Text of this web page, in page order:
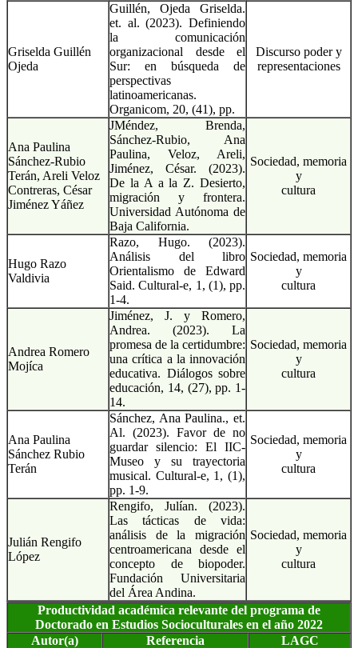
Griselda Guillén
Ojeda
Guillén, Ojeda Griselda.
et. al. (2023). Definiendo
la comunicación
organizacional desde el
Sur: en búsqueda de
perspectivas
latinoamericanas.
Organicom, 20, (41), pp.
Discurso poder y
representaciones
Ana Paulina
Sánchez-Rubio
Terán, Areli Veloz
Contreras, César
Jiménez Yáñez
JMéndez, Brenda,
Sánchez-Rubio, Ana
Paulina, Veloz, Areli,
Jiménez, César. (2023).
De la A a la Z. Desierto,
migración y frontera.
Universidad Autónoma de
Baja California.
Sociedad, memoria
y
cultura
Hugo Razo
Valdivia
Razo, Hugo. (2023).
Análisis del libro
Orientalismo de Edward
Said. Cultural-e, 1, (1), pp.
1-4.
Sociedad, memoria
y
cultura
Andrea Romero
Mojíca
Jiménez, J. y Romero,
Andrea. (2023). La
promesa de la certidumbre:
una crítica a la innovación
educativa. Diálogos sobre
educación, 14, (27), pp. 1-
14.
Sociedad, memoria
y
cultura
Ana Paulina
Sánchez Rubio
Terán
Sánchez, Ana Paulina., et.
Al. (2023). Favor de no
guardar silencio: El IIC-
Museo y su trayectoria
musical. Cultural-e, 1, (1),
pp. 1-9.
Sociedad, memoria
y
cultura
Julián Rengifo
López
Rengifo, Julían. (2023).
Las tácticas de vida:
análisis de la migración
centroamericana desde el
concepto de biopoder.
Fundación Universitaria
del Área Andina.
Sociedad, memoria
y
cultura
Productividad académica relevante del programa de
Doctorado en Estudios Socioculturales en el año 2022
Autor(a)
Referencia LAGC